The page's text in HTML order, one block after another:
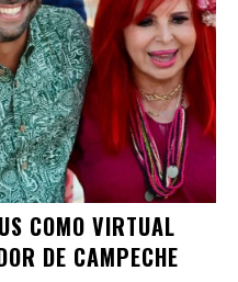
COMO VIRTUAL
DE CAMPECHE